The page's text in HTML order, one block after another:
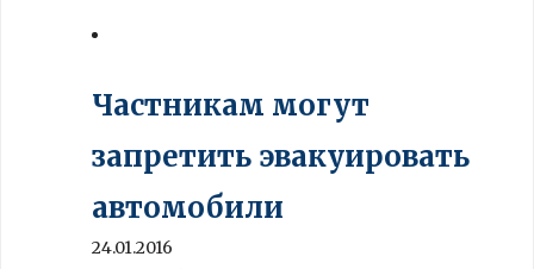
Частникам могут
запретить эвакуировать
автомобили
24.01.2016